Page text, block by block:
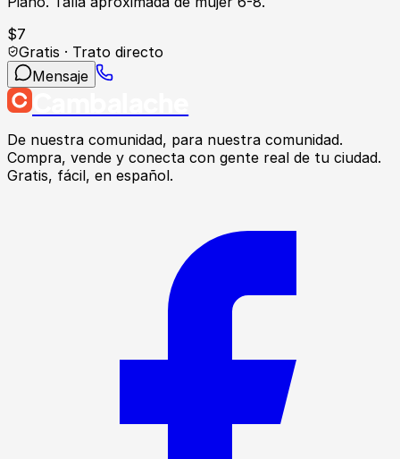
$7
Gratis · Trato directo
Mensaje
De nuestra comunidad, para nuestra comunidad.
Compra, vende y conecta con gente real de tu ciudad.
Gratis, fácil, en español.